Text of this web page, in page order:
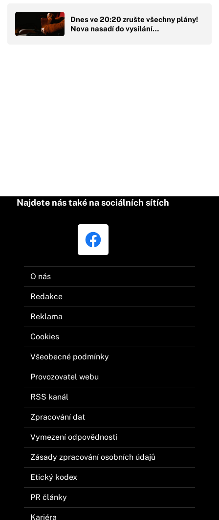
Dnes ve 20:20 zrušte všechny plány!
Nova nasadí do vysílání…
Najdete nás také na sociálních sítích
O nás
Redakce
Reklama
Cookies
Všeobecné podmínky
Provozovatel webu
RSS kanál
Zpracování dat
Vymezení odpovědnosti
Zásady zpracování osobních údajů
Etický kodex
PR články
Kariéra